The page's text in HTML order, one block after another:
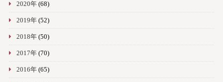
2020年(68)
2019年(52)
2018年(50)
2017年(70)
2016年(65)